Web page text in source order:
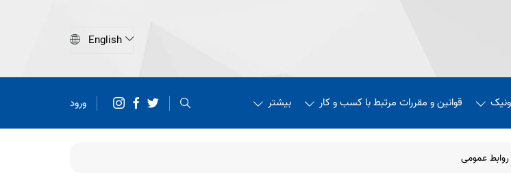
قوانین و مقررات مرتبط با کسب و کار بیشتر ورود
عمومی